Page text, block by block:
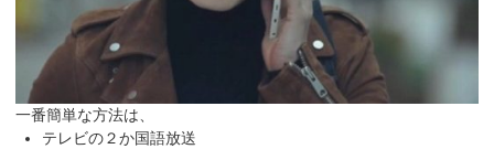
一番簡単な方法は、
テレビの２か国語放送